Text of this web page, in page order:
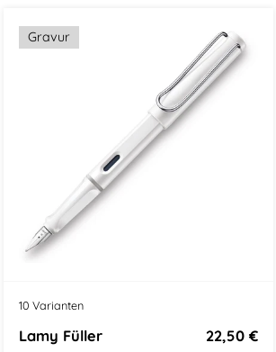
Gravur
10 Varianten
Lamy Füller 22,50 €